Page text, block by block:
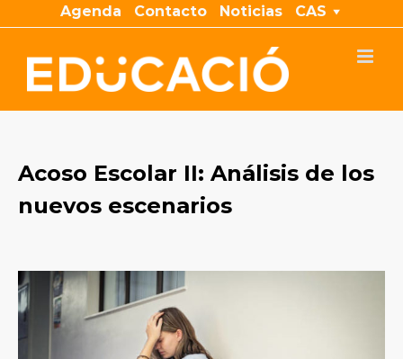
al
contenido
Agenda Contacto Noticias CAS
Acoso Escolar II: Análisis de los
nuevos escenarios